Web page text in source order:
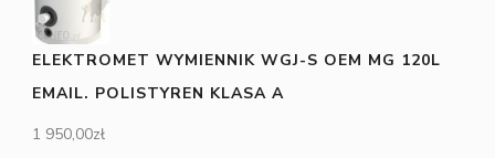
ELEKTROMET WYMIENNIK WGJ-S OEM MG 120L
EMAIL. POLISTYREN KLASA A
1 950,00zł